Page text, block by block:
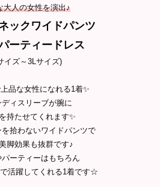
大人の女性を演出♪
ックワイドパンツ
ーティードレス
イズ～3Lサイズ)
品な女性になれる1着✨
ディスリーブが腕に
持たせてくれます✨
拾わないワイドパンツで
脚効果も抜群です♪
ーティーはもちろん
活躍してくれる1着です☆